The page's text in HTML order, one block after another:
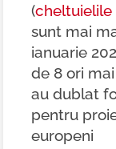
(cheltuielile
sunt mai
ianuarie
de 8 ori
au dublat
pentru
europeni